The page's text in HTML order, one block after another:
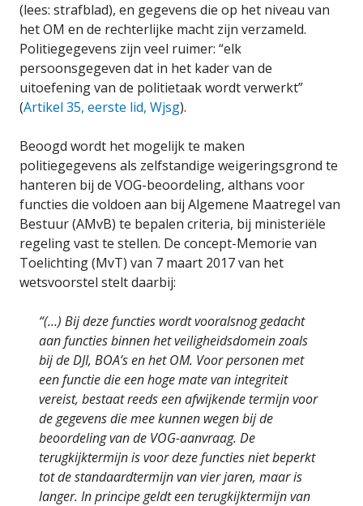
(lees: strafblad), en gegevens die op het niveau van
het OM en de rechterlijke macht zijn verzameld.
Politiegegevens zijn veel ruimer: “elk
persoonsgegeven dat in het kader van de
uitoefening van de politietaak wordt verwerkt”
(Artikel 35, eerste lid, Wjsg).
Beoogd wordt het mogelijk te maken
politiegegevens als zelfstandige weigeringsgrond te
hanteren bij de VOG-beoordeling, althans voor
functies die voldoen aan bij Algemene Maatregel van
Bestuur (AMvB) te bepalen criteria, bij ministeriële
regeling vast te stellen. De concept-Memorie van
Toelichting (MvT) van 7 maart 2017 van het
wetsvoorstel stelt daarbij:
“(…) Bij deze functies wordt vooralsnog gedacht
aan functies binnen het veiligheidsdomein zoals
bij de DJI, BOA’s en het OM. Voor personen met
een functie die een hoge mate van integriteit
vereist, bestaat reeds een afwijkende termijn voor
de gegevens die mee kunnen wegen bij de
beoordeling van de VOG-aanvraag. De
terugkijktermijn is voor deze functies niet beperkt
tot de standaardtermijn van vier jaren, maar is
langer. In principe geldt een terugkijktermijn van